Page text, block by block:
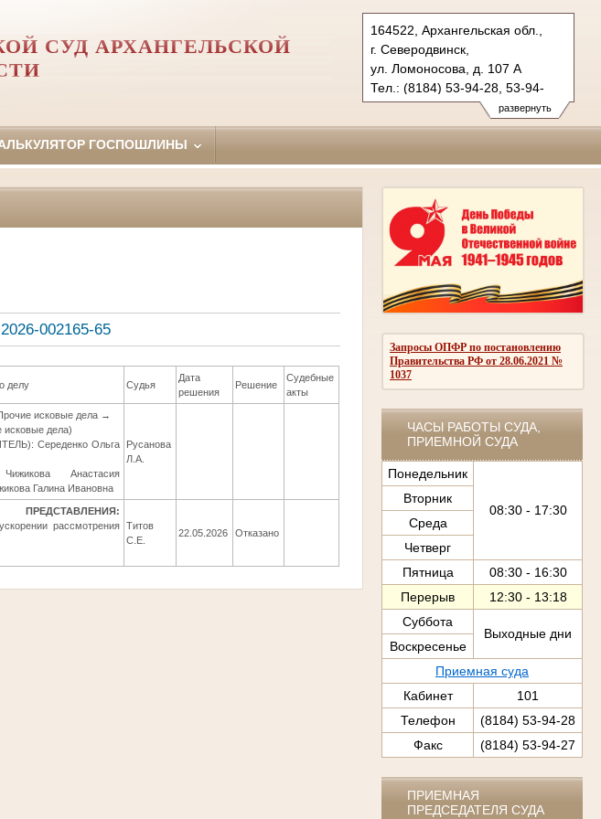
развернуть
164522, Архангельская обл.,
г. Северодвинск,
ул. Ломоносова, д. 107 А
Тел.: (8184) 53-94-28, 53-94-
27 (ф.)
seversud.arh@sudrf.ru
СУД АРХАНГЕЛЬСКОЙ
ГОСПОШЛИНЫ
Запросы ОПФР по постановлению
Правительства РФ от 28.06.2021 №
1037
ЧАСЫ РАБОТЫ СУДА,
ПРИЕМНОЙ СУДА
Понедельник
08:30 - 17:30
Вторник
Среда
Четверг
Пятница
08:30 - 16:30
Перерыв
12:30 - 13:18
Суббота
Выходные дни
Воскресенье
Приемная суда
Кабинет
101
Телефон
(8184) 53-94-28
Факс
(8184) 53-94-27
ПРИЕМНАЯ
ПРЕДСЕДАТЕЛЯ СУДА
002165-65
делу Судья
Дата
решения
Решение
Судебные
акты
исковые дела →
исковые дела)
Середенко Ольга
Анастасия
Галина Ивановна
Русанова
Л.А.
рассмотрения Титов
С.Е.
22.05.2026 Отказано